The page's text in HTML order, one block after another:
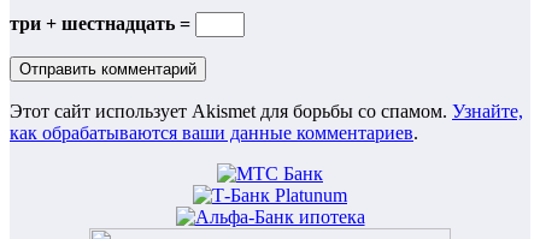
три + шестнадцать =
Этот сайт использует Akismet для борьбы со спамом. Узнайте,
как обрабатываются ваши данные комментариев.